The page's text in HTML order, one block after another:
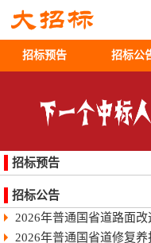
招标预告 招标公
招标预告
招标公告
2026年普通国省道路面
2026年普通国省道修复